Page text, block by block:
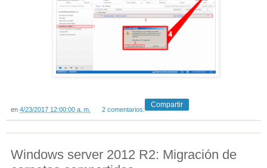
en 4/23/2017 12:00:00 a. m. 2 comentarios:
Compartir
Windows server 2012 R2: Migración de